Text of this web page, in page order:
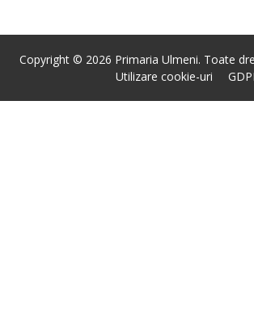
Copyright © 2026 Primaria Ulmeni. Toate
Utilizare cookie-uri